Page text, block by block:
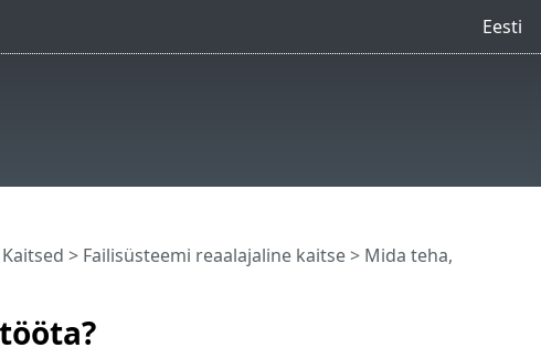
Eesti
Kaitsed > Failisüsteemi reaalajaline kaitse> Mida teha,